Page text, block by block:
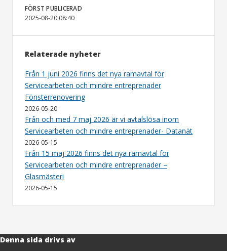
FÖRST PUBLICERAD
2025-08-20 08:40
Relaterade nyheter
Från 1 juni 2026 finns det nya ramavtal för
Servicearbeten och mindre entreprenader
Fönsterrenovering
2026-05-20
Från och med 7 maj 2026 är vi avtalslösa inom
Servicearbeten och mindre entreprenader- Datanät
2026-05-15
Från 15 maj 2026 finns det nya ramavtal för
Servicearbeten och mindre entreprenader –
Glasmästeri
2026-05-15
Denna sida drivs av